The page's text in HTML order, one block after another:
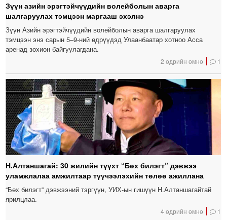
Зүүн азийн эрэгтэйчүүдийн волейболын аварга
шалгаруулах тэмцээн маргааш эхэлнэ
Зүүн Азийн эрэгтэйчүүдийн волейболын аварга шалгаруулах
тэмцээн энэ сарын 5–9-ний өдрүүдэд Улаанбаатар хотноо Асса
аренад зохион байгуулагдана.
2 өдрийн өмнө 1
Н.Алтаншагай: 30 жилийн түүхт “Бөх билэгт” дэвжээ
уламжлалаа амжилтаар түүчээлэхийн төлөө ажиллана
“Бөх билэгт” дэвжээний тэргүүн, УИХ-ын гишүүн Н.Алтаншагайтай
ярилцлаа.
4 өдрийн өмнө 1